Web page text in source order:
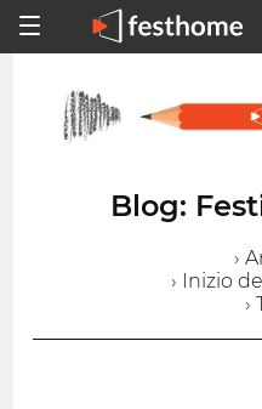
Blog:
›
› Inizio
›